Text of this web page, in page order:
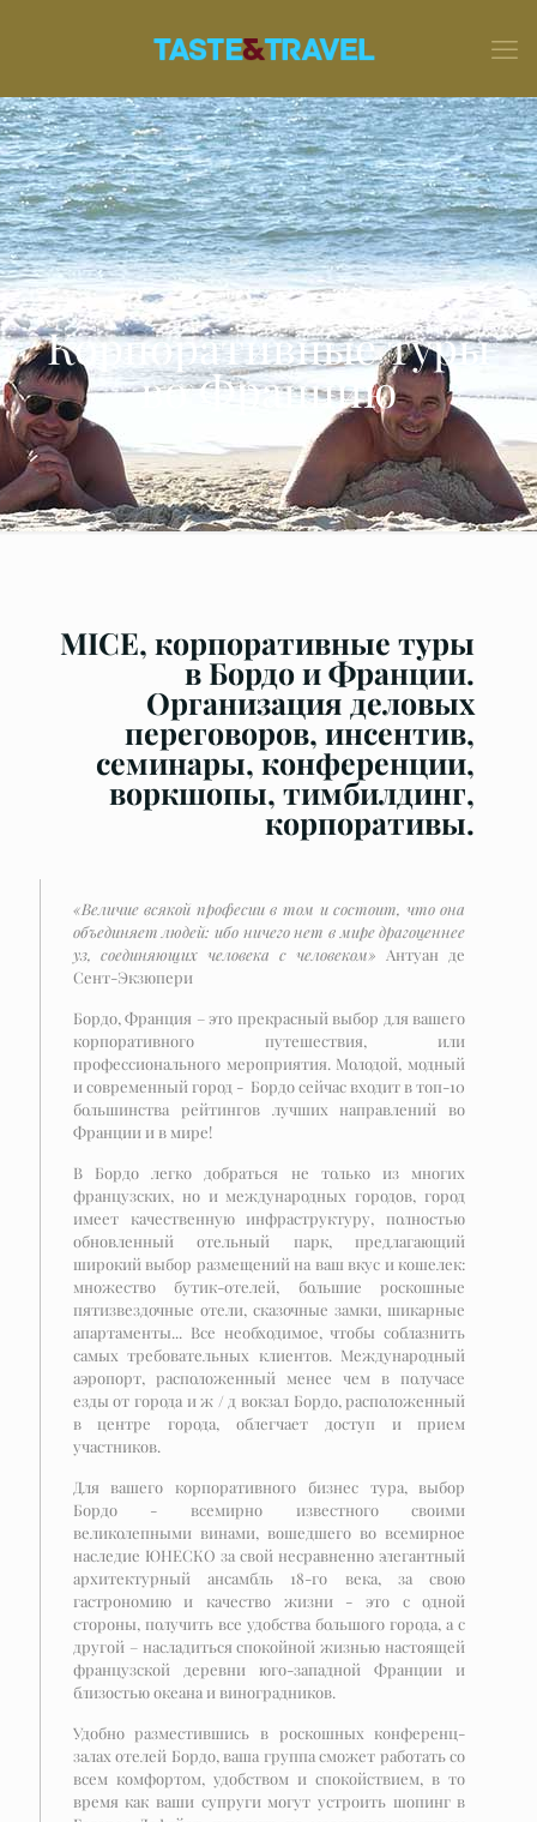
Корпоративные туры
во Францию
MICE, корпоративные туры
в Бордо и Франции.
Организация деловых
переговоров, инсентив,
семинары, конференции,
воркшопы, тимбилдинг,
корпоративы.
«Величие всякой професии в том и состоит, что она
объединяет людей: ибо ничего нет в мире драгоценнее
уз, соединяющих человека с человеком» Антуан де
Сент-Экзюпери
Бордо, Франция – это прекрасный выбор для вашего
корпоративного путешествия, или
профессионального мероприятия. Молодой, модный
и современный город - Бордо сейчас входит в топ-10
большинства рейтингов лучших направлений во
Франции и в мире!
В Бордо легко добраться не только из многих
французских, но и международных городов, город
имеет качественную инфраструктуру, полностью
обновленный отельный парк, предлагающий
широкий выбор размещений на ваш вкус и кошелек:
множество бутик-отелей, большие роскошные
пятизвездочные отели, сказочные замки, шикарные
апартаменты... Все необходимое, чтобы соблазнить
самых требовательных клиентов. Международный
аэропорт, расположенный менее чем в получасе
езды от города и ж / д вокзал Бордо, расположенный
в центре города, облегчает доступ и прием
участников.
Для вашего корпоративного бизнес тура, выбор
Бордо - всемирно известного своими
великолепными винами, вошедшего во всемирное
наследие ЮНЕСКО за свой несравненно элегантный
архитектурный ансамбль 18-го века, за свою
гастрономию и качество жизни - это с одной
стороны, получить все удобства большого города, а с
другой – насладиться спокойной жизнью настоящей
французской деревни юго-западной Франции и
близостью океана и виноградников.
Удобно разместившись в роскошных конференц-
залах отелей Бордо, ваша группа сможет работать со
всем комфортом, удобством и спокойствием, в то
время как ваши супруги могут устроить шопинг в